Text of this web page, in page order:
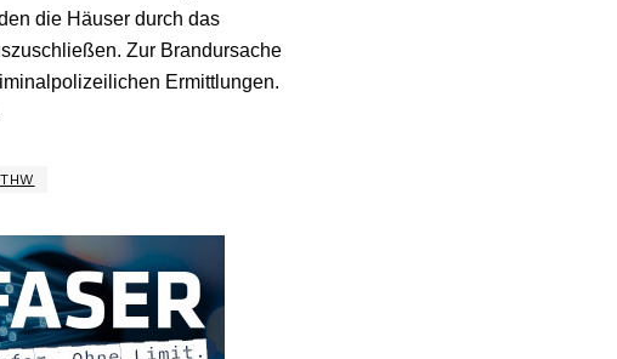
die Häuser durch das
Zur Brandursache
Ermittlungen.
THW